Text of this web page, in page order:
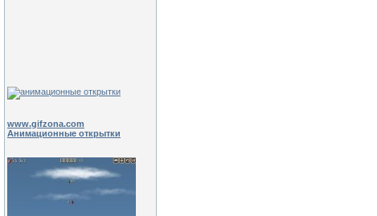
www.gifzona.com
Анимационные открытки